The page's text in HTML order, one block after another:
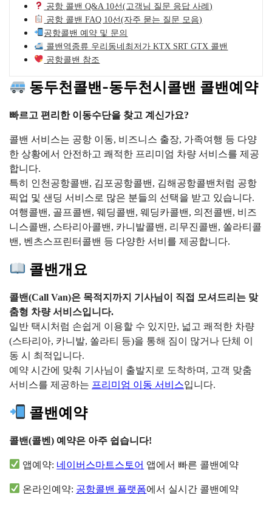
공항 콜밴 Q&A 10선(고객님 질문 응답 사례)
공항 콜밴 FAQ 10선(자주 묻는 질문 모음)
공항콜밴 예약 및 문의
콜밴역종류 우리동네최저가 KTX SRT GTX 콜밴
공항콜밴 참조
동두천콜밴-동두천시콜밴 콜밴예약
빠르고 편리한 이동수단을 찾고 계신가요?
콜밴 서비스는 공항 이동, 비즈니스 출장, 가족여행 등 다양
한 상황에서 안전하고 쾌적한 프리미엄 차량 서비스를 제공
합니다.
특히 인천공항콜밴, 김포공항콜밴, 김해공항콜밴처럼 공항
픽업 및 샌딩 서비스로 많은 분들의 선택을 받고 있습니다.
여행콜밴, 골프콜밴, 웨딩콜밴, 웨딩카콜밴, 의전콜밴, 비즈
니스콜밴, 스타리아콜밴, 카니발콜밴, 리무진콜밴, 쏠라티콜
밴, 벤츠스프린터콜밴 등 다양한 서비를 제공합니다.
콜밴개요
콜밴(Call Van)은 목적지까지 기사님이 직접 모셔드리는 맞
춤형 차량 서비스입니다.
일반 택시처럼 손쉽게 이용할 수 있지만, 넓고 쾌적한 차량
(스타리아, 카니발, 쏠라티 등)을 통해 짐이 많거나 단체 이
동 시 최적입니다.
예약 시간에 맞춰 기사님이 출발지로 도착하며, 고객 맞춤
서비스를 제공하는 프리미엄 이동 서비스입니다.
콜밴예약
콜밴(콜벤) 예약은 아주 쉽습니다!
앱예약: 네이버스마트스토어 앱에서 빠른 콜밴예약
온라인예약: 공항콜밴 플랫폼에서 실시간 콜밴예약